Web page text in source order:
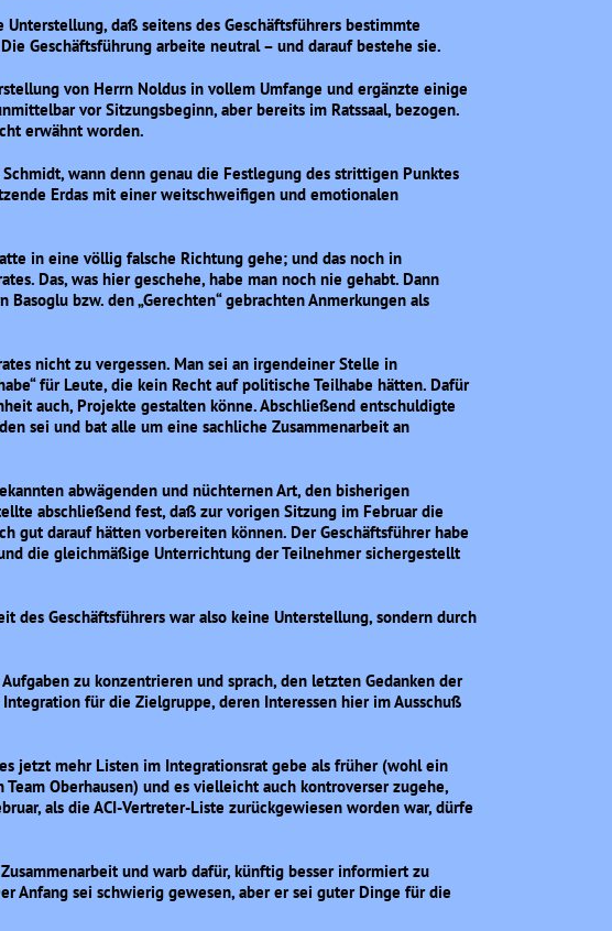
daß seitens des Geschäftsführers bestimmte
Geschäftsführung arbeite neutral – und darauf bestehe sie.
von Herrn Noldus in vollem Umfange und ergänzte einige
vor Sitzungsbeginn, aber bereits im Ratssaal, bezogen.
erwähnt worden.
wann denn genau die Festlegung des strittigen Punktes
Erdas mit einer weitschweifigen und emotionalen
in eine völlig falsche Richtung gehe; und das noch in
Das, was hier geschehe, habe man noch nie gehabt. Dann
bzw. den „Gerechten“ gebrachten Anmerkungen als
nicht zu vergessen. Man sei an irgendeiner Stelle in
für Leute, die kein Recht auf politische Teilhabe hätten. Dafür
auch, Projekte gestalten könne. Abschließend entschuldigte
sei und bat alle um eine sachliche Zusammenarbeit an
abwägenden und nüchternen Art, den bisherigen
abschließend fest, daß zur vorigen Sitzung im Februar die
gut darauf hätten vorbereiten können. Der Geschäftsführer habe
die gleichmäßige Unterrichtung der Teilnehmer sichergestellt
des Geschäftsführers war also keine Unterstellung, sondern durch
zu konzentrieren und sprach, den letzten Gedanken der
für die Zielgruppe, deren Interessen hier im Ausschuß
jetzt mehr Listen im Integrationsrat gebe als früher (wohl ein
Oberhausen) und es vielleicht auch kontroverser zugehe,
als die ACI-Vertreter-Liste zurückgewiesen worden war, dürfe
und warb dafür, künftig besser informiert zu
Anfang sei schwierig gewesen, aber er sei guter Dinge für die